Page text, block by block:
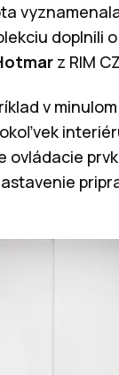
doplnili
z RIM
v
ovládacie